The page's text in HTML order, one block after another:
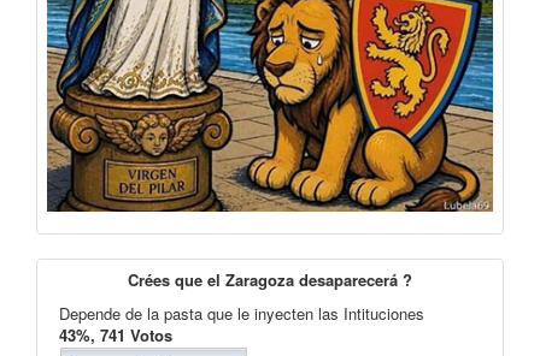
Crées que el Zaragoza desaparecerá ?
Depende de la pasta que le inyecten las Intituciones
43%, 741 Votos